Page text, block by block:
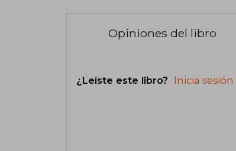
Opiniones del libro
¿Leíste este libro? Inicia sesión